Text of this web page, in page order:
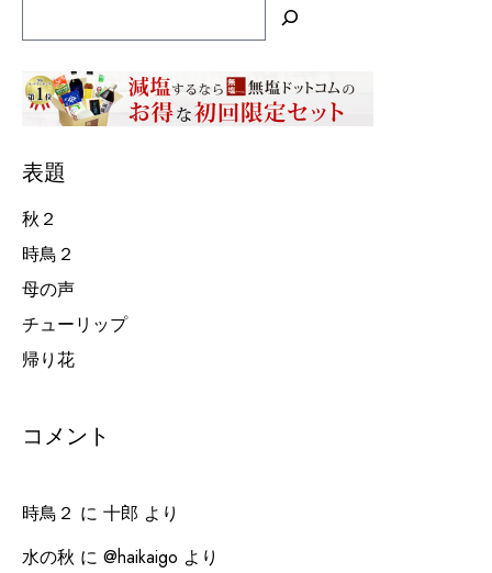
表題
秋２
時鳥２
母の声
チューリップ
帰り花
コメント
時鳥２ に 十郎 より
水の秋 に @haikaigo より